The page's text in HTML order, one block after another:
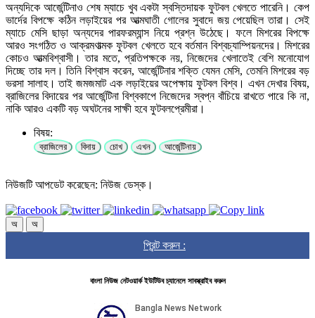
অন্যদিকে আর্জেন্টিনাও শেষ ম্যাচে খুব একটা স্বস্তিদায়ক ফুটবল খেলতে পারেনি। কেপ
ভার্দের বিপক্ষে কঠিন লড়াইয়ের পর আত্মঘাতী গোলের সুবাদে জয় পেয়েছিল তারা। সেই
ম্যাচে মেসি ছাড়া অন্যদের পারফরম্যান্স নিয়ে প্রশ্ন উঠেছে। ফলে মিশরের বিপক্ষে
আরও সংগঠিত ও আক্রমণাত্মক ফুটবল খেলতে হবে বর্তমান বিশ্বচ্যাম্পিয়নদের। মিশরের
কোচও আত্মবিশ্বাসী। তার মতে, প্রতিপক্ষকে নয়, নিজেদের খেলাতেই বেশি মনোযোগ
দিচ্ছে তার দল। তিনি বিশ্বাস করেন, আর্জেন্টিনার শক্তি যেমন মেসি, তেমনি মিশরের বড়
ভরসা সালাহ। তাই জমজমাট এক লড়াইয়ের অপেক্ষায় ফুটবল বিশ্ব। এখন দেখার বিষয়,
ব্রাজিলের বিদায়ের পর আর্জেন্টিনা বিশ্বকাপে নিজেদের স্বপ্ন বাঁচিয়ে রাখতে পারে কি না,
নাকি আরও একটি বড় অঘটনের সাক্ষী হবে ফুটবলপ্রেমীরা।
বিষয়:
ব্রাজিলের বিদায় চোখ এখন আর্জেন্টিনায়
নিউজটি আপডেট করেছেন: নিউজ ডেস্ক।
অ অ
প্রিন্ট করুন :
বাংলা নিউজ নেটওয়ার্ক ইউটিউব চ্যানেলে সাবস্ক্রাইব করুন